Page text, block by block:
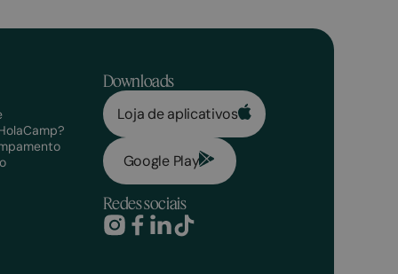
Downloads
Loja de aplicativos
Google Play
Redes sociais